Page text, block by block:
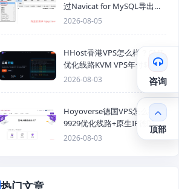
过Navicat for MySQL导出
Mysql数据库为SQL格式备份
2026-08-05
HHost香港VPS怎么样？CMI
优化线路KVM VPS年付$25
起，4GB内存优惠套餐
2026-08-03
Hoyoverse德国VPS怎么样？
9929优化线路+原生IP德国
KVM VPS推荐
2026-08-03
热门文章
咨询
顶部